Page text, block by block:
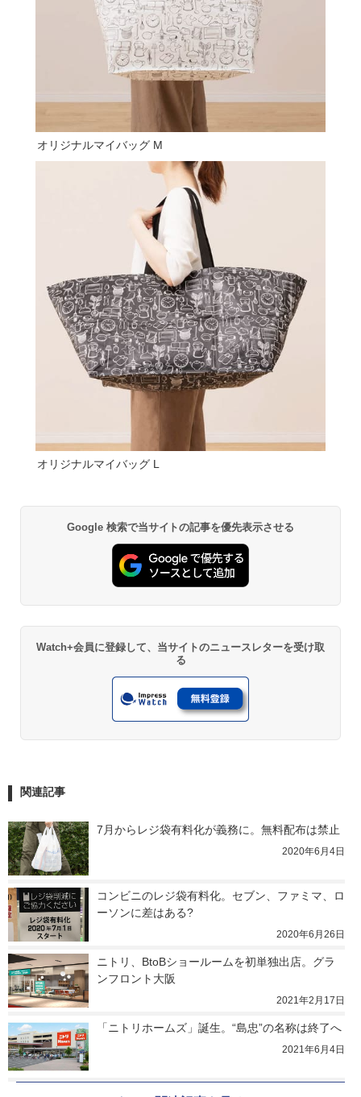
オリジナルマイバッグ M
オリジナルマイバッグ L
Google 検索で当サイトの記事を優先表示させる
Watch+会員に登録して、当サイトのニュースレターを受け取
る
関連記事
7月からレジ袋有料化が義務に。無料配布は禁止
2020年6月4日
コンビニのレジ袋有料化。セブン、ファミマ、ロ
ーソンに差はある?
2020年6月26日
ニトリ、BtoBショールームを初単独出店。グラ
ンフロント大阪
2021年2月17日
「ニトリホームズ」誕生。“島忠”の名称は終了へ
2021年6月4日